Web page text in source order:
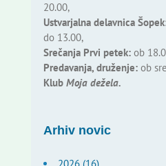
20.00,
Ustvarjalna delavnica
do 13.00,
Srečanja Prvi petek:ob
Predavanja, druženje:ob
Klub Moja dežela.
Arhiv novic